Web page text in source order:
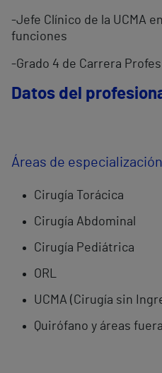
-Jefe Clínico de la UCMA
funciones
-Grado 4 de Carrera
Datos del
Áreas de especialización
Cirugía Torácica
Cirugía Abdominal
Cirugía Pediátrica
ORL
UCMA (Cirugía sin
Quirófano y áreas